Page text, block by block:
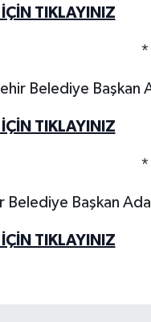
TIKLAYINIZ
Belediye Başkan
TIKLAYINIZ
Başkan
TIKLAYINIZ